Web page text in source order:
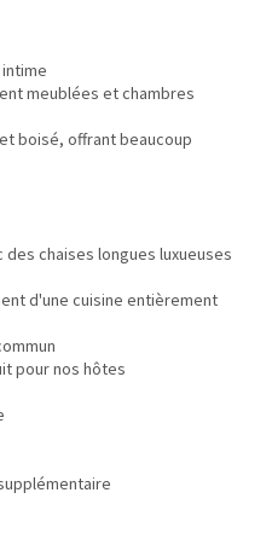
meublées et chambres
boisé, offrant beaucoup
chaises longues luxueuses
d'une cuisine entièrement
pour nos hôtes